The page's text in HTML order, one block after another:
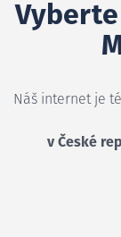
Náš internet je
v České